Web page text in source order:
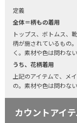
定義
全体＝柄もの着用
トップス、ボトムス、
柄が施されているもの
く。素材や色は問わない
うち、花柄着用
上記のアイテムで、メ
の。素材や色は問わない
カウントアイ